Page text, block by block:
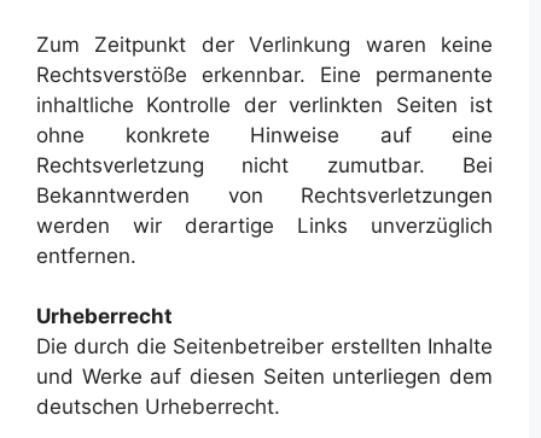
Zum Zeitpunkt der Verlinkung waren keine
Rechtsverstöße erkennbar. Eine permanente
inhaltliche Kontrolle der verlinkten Seiten ist
ohne konkrete Hinweise auf eine
Rechtsverletzung nicht zumutbar. Bei
Bekanntwerden von Rechtsverletzungen
werden wir derartige Links unverzüglich
entfernen.
Urheberrecht
Die durch die Seitenbetreiber erstellten Inhalte
und Werke auf diesen Seiten unterliegen dem
deutschen Urheberrecht.